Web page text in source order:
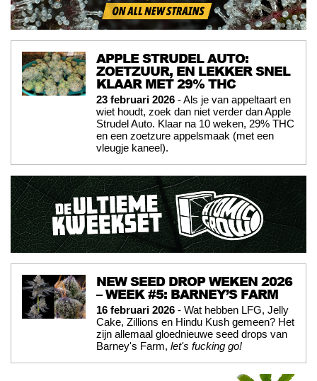
APPLE STRUDEL AUTO:
ZOETZUUR, EN LEKKER SNEL
KLAAR MET 29% THC
23 februari 2026 - Als je van appeltaart en
wiet houdt, zoek dan niet verder dan Apple
Strudel Auto. Klaar na 10 weken, 29% THC
en een zoetzure appelsmaak (met een
vleugje kaneel).
NEW SEED DROP WEKEN 2026
– WEEK #5: BARNEY’S FARM
16 februari 2026 - Wat hebben LFG, Jelly
Cake, Zillions en Hindu Kush gemeen? Het
zijn allemaal gloednieuwe seed drops van
Barney's Farm, let's fucking go!